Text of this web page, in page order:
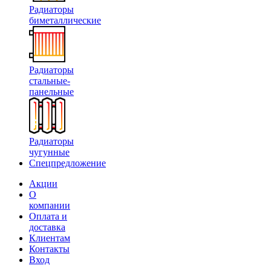
Радиаторы
биметаллические
Радиаторы
стальные-
панельные
Радиаторы
чугунные
Спецпредложение
Акции
О
компании
Оплата и
доставка
Клиентам
Контакты
Вход